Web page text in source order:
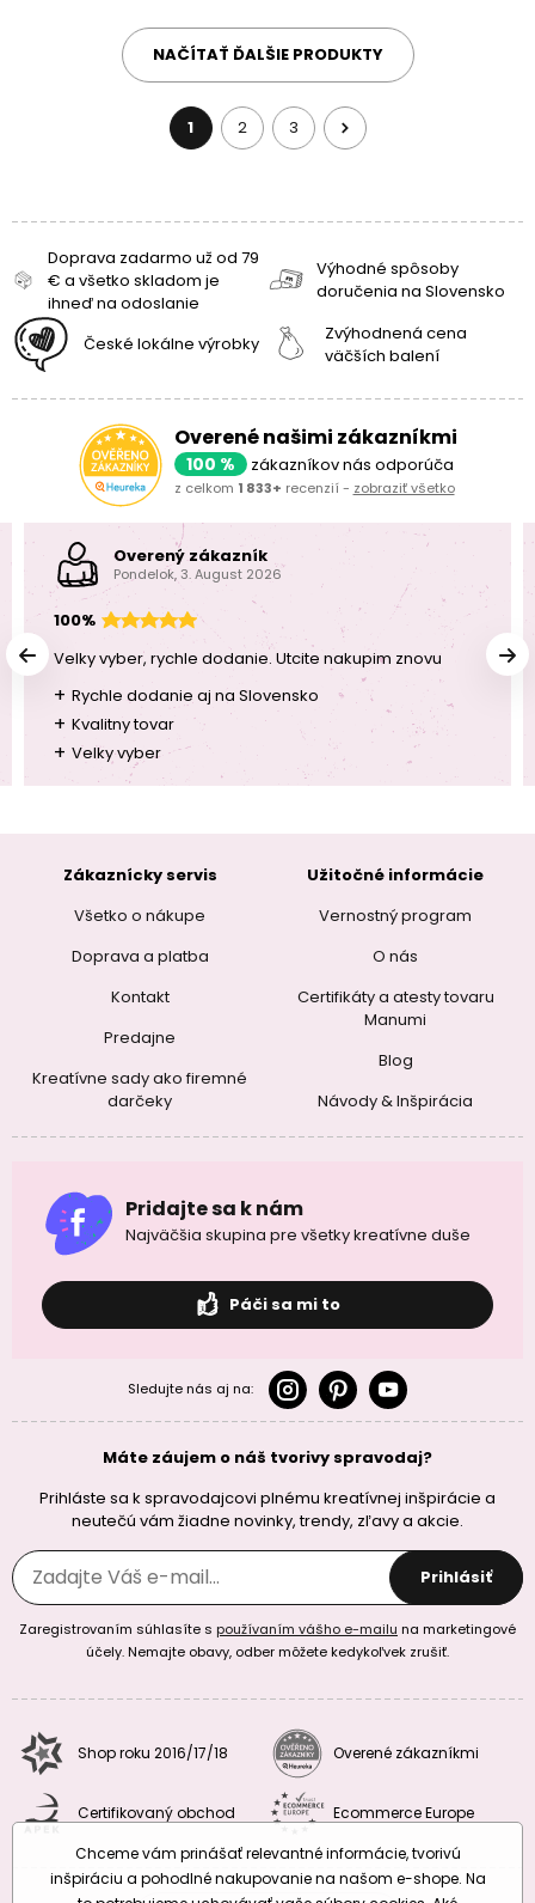
NAČÍTAŤ ĎALŠIE PRODUKTY
1 2 3
Doprava zadarmo už od 79
€ a všetko skladom je
ihneď na odoslanie
Výhodné spôsoby
doručenia na Slovensko
České lokálne výrobky
Zvýhodnená cena
väčších balení
Overené našimi zákazníkmi
100 % zákazníkov nás odporúča
z celkom 1 833+ recenzií - zobraziť všetko
Overený zákazník
Pondelok, 3. August 2026
100%
Velky vyber, rychle dodanie. Utcite nakupim znovu
+ Rychle dodanie aj na Slovensko
+ Kvalitny tovar
+ Velky vyber
Zákaznícky servis
Všetko o nákupe
Doprava a platba
Kontakt
Predajne
Kreatívne sady ako firemné
darčeky
Užitočné informácie
Vernostný program
O nás
Certifikáty a atesty tovaru
Manumi
Blog
Návody & Inšpirácia
Pridajte sa k nám
Najväčšia skupina pre všetky kreatívne duše
Páči sa mi to
Sledujte nás aj na:
Máte záujem o náš tvorivy spravodaj?
Prihláste sa k spravodajcovi plnému kreatívnej inšpirácie a
neutečú vám žiadne novinky, trendy, zľavy a akcie.
Prihlásiť
Zaregistrovaním súhlasíte s používaním vášho e-mailu na marketingové
účely. Nemajte obavy, odber môžete kedykoľvek zrušiť.
Shop roku 2016/17/18 Overené zákazníkmi
Certifikovaný obchod Ecommerce Europe
Chceme vám prinášať relevantné informácie, tvorivú
inšpiráciu a pohodlné nakupovanie na našom e-shope. Na